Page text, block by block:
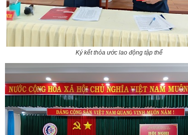
Ký kết thỏa ước lao động tập thể